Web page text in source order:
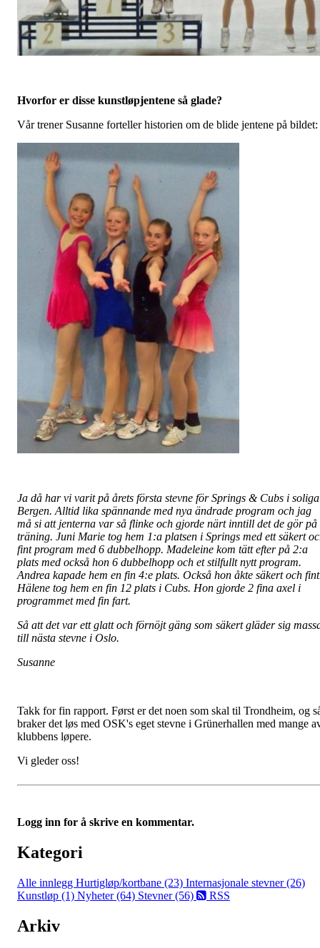
Hvorfor er disse kunstløpjentene så glade?
Vår trener Susanne forteller historien om de blide jentene på bildet:
Ja då har vi varit på årets första stevne för Springs & Cubs i soliga
Bergen. Alltid lika spännande med nya ändrade program och jag
må si att jenterna var så flinke och gjorde närt inntill det de gör på
träning. Juni Marie tog hem 1:a platsen i Springs med ett säkert
fint program med 6 dubbelhopp. Madeleine kom tätt efter på 2:a
plats med också hon 6 dubbelhopp och et stilfullt nytt program.
Andrea kapade hem en fin 4:e plats. Också hon åkte säkert och
Hälene tog hem en fin 12 plats i Cubs. Hon gjorde 2 fina axel i
programmet med fin fart.
Så att det var ett glatt och förnöjt gäng som säkert gläder sig
till nästa stevne i Oslo.
Susanne
Takk for fin rapport. Først er det noen som skal til Trondheim, og
braker det løs med OSK's eget stevne i Grünerhallen med mange
klubbens løpere.
Vi gleder oss!
Logg inn for å skrive en kommentar.
Kategori
Alle innlegg Hurtigløp/kortbane (23) Internasjonale stevner (26)
Kunstløp (1) Nyheter (64) Stevner (56) RSS
Arkiv